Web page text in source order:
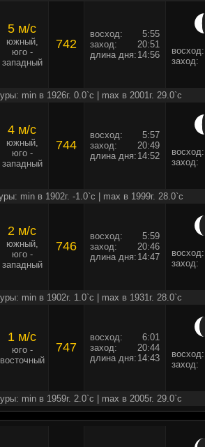
5 м/c
южный,
юго -
западный
742
восход:
5:55
заход:
20:51
длина дня: 14:56 восход:
заход:
min в 1926г. 0.0`c | max в 2001г. 29.0`c
4 м/c
южный,
юго -
западный
744
восход:
5:57
заход:
20:49
длина дня: 14:52 восход:
заход:
min в 1902г. -1.0`c | max в 1999г. 28.0`c
2 м/c
южный,
юго -
западный
746
восход:
5:59
заход:
20:46
длина дня: 14:47 восход:
заход:
min в 1902г. 1.0`c | max в 1931г. 28.0`c
1 м/c
юго -
восточный
747
восход:
6:01
заход:
20:44
длина дня: 14:43 восход:
заход:
min в 1959г. 2.0`c | max в 2005г. 29.0`c